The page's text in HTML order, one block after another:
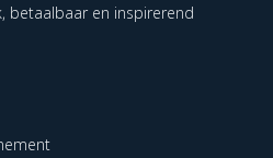
betaalbaar en inspirerend